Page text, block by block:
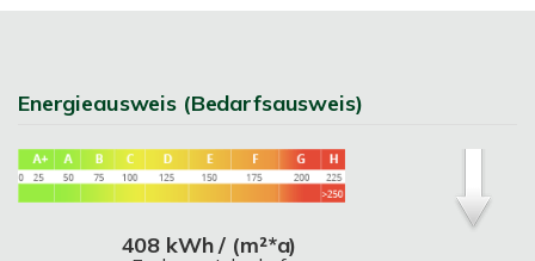
Energieausweis (Bedarfsausweis)
408 kWh / (m²*a)